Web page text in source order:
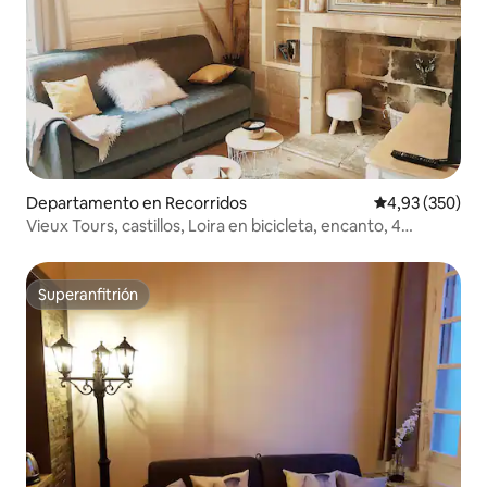
Departamento en Recorridos Calificación
4,93 (350)
Vieux Tours, castillos, Loira en bicicleta, encanto, 4
Superanfitrión
Superanfitrión